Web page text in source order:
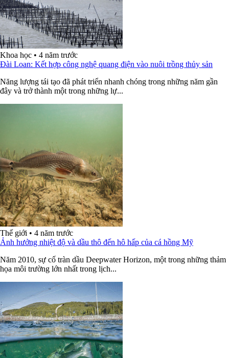
Khoa học • 4 năm trước
Đài Loan: Kết hợp công nghệ quang điện vào nuôi trồng thủy sản
Năng lượng tái tạo đã phát triển nhanh chóng trong những năm gần
đây và trở thành một trong những lự...
Thế giới • 4 năm trước
Ảnh hưởng nhiệt độ và dầu thô đến hô hấp của cá hồng Mỹ
Năm 2010, sự cố tràn dầu Deepwater Horizon, một trong những thảm
họa môi trường lớn nhất trong lịch...